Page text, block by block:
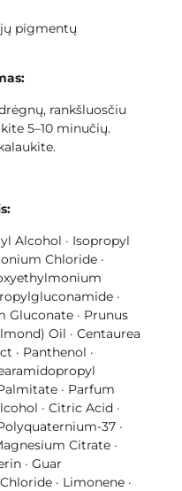
pigmentų
rankšluosčiu
5–10 minučių.
Alcohol · Isopropyl
Chloride ·
·
· Prunus
Oil · Centaurea
· Panthenol ·
· Parfum
· Citric Acid ·
37 ·
Citrate ·
· Guar
· Limonene ·